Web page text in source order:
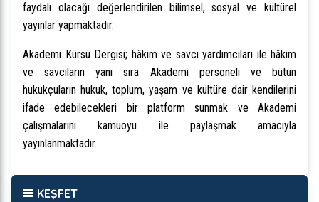
faydalı olacağı değerlendirilen bilimsel, sosyal ve kültürel
yayınlar yapmaktadır.
Akademi Kürsü Dergisi; hâkim ve savcı yardımcıları ile hâkim
ve savcıların yanı sıra Akademi personeli ve bütün
hukukçuların hukuk, toplum, yaşam ve kültüre dair kendilerini
ifade edebilecekleri bir platform sunmak ve Akademi
çalışmalarını kamuoyu ile paylaşmak amacıyla
yayınlanmaktadır.
KEŞFET